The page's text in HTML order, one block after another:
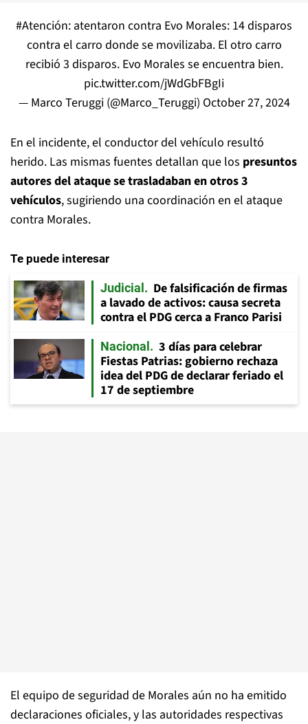
#Atención: atentaron contra Evo Morales: 14 disparos
contra el carro donde se movilizaba. El otro carro
recibió 3 disparos. Evo Morales se encuentra bien.
pic.twitter.com/jWdGbFBgIi
— Marco Teruggi (@Marco_Teruggi) October 27, 2024
En el incidente, el conductor del vehículo resultó
herido. Las mismas fuentes detallan que los presuntos
autores del ataque se trasladaban en otros 3
vehículos, sugiriendo una coordinación en el ataque
contra Morales.
Te puede interesar
Judicial
De falsificación de firmas
a lavado de activos: causa secreta
contra el PDG cerca a Franco Parisi
Nacional
3 días para celebrar
Fiestas Patrias: gobierno rechaza
idea del PDG de declarar feriado el
17 de septiembre
El equipo de seguridad de Morales aún no ha emitido
declaraciones oficiales, y las autoridades respectivas